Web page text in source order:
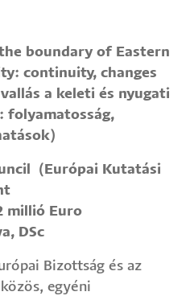
boundary of Eastern
continuity, changes
a keleti és nyugati
folyamatosság,
(Európai Kutatási
millió Euro
DSc
Bizottság és az
egyéni